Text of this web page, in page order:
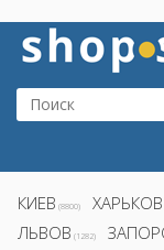
КИЕВ (8800) ХАРЬКОВ
ЛЬВОВ (1282)